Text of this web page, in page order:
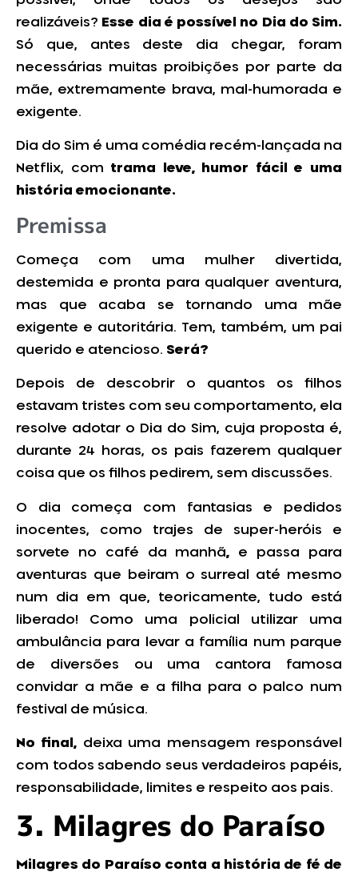
realizáveis? Esse dia é possível no Dia do Sim.
Só que, antes deste dia chegar, foram
necessárias muitas proibições por parte da
mãe, extremamente brava, mal-humorada e
exigente.
Dia do Sim é uma comédia recém-lançada na
Netflix, com trama leve, humor fácil e uma
história emocionante.
Premissa
Começa com uma mulher divertida,
destemida e pronta para qualquer aventura,
mas que acaba se tornando uma mãe
exigente e autoritária. Tem, também, um pai
querido e atencioso. Será?
Depois de descobrir o quantos os filhos
estavam tristes com seu comportamento, ela
resolve adotar o Dia do Sim, cuja proposta é,
durante 24 horas, os pais fazerem qualquer
coisa que os filhos pedirem, sem discussões.
O dia começa com fantasias e pedidos
inocentes, como trajes de super-heróis e
sorvete no café da manhã, e passa para
aventuras que beiram o surreal até mesmo
num dia em que, teoricamente, tudo está
liberado! Como uma policial utilizar uma
ambulância para levar a família num parque
de diversões ou uma cantora famosa
convidar a mãe e a filha para o palco num
festival de música.
No final, deixa uma mensagem responsável
com todos sabendo seus verdadeiros papéis,
responsabilidade, limites e respeito aos pais.
3. Milagres do Paraíso
Milagres do Paraíso conta a história de fé de